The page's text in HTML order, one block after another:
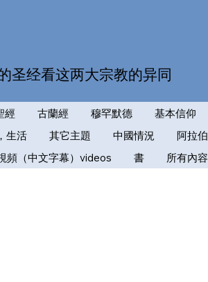
圣经看这两大宗教的异同
經 古蘭經 穆罕默德 基本信仰
生活 其它主題 中國情況 阿拉伯
頻（中文字幕）videos
書 所有內容